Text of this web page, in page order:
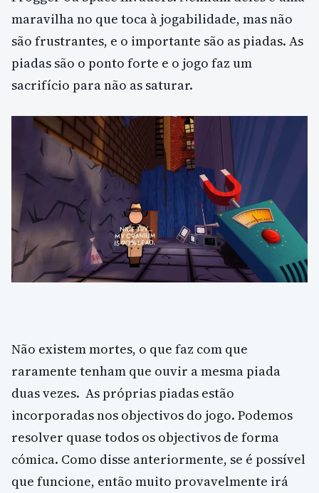
maravilha no que toca à jogabilidade, mas não
são frustrantes, e o importante são as piadas. As
piadas são o ponto forte e o jogo faz um
sacrifício para não as saturar.
Não existem mortes, o que faz com que
raramente tenham que ouvir a mesma piada
duas vezes. As próprias piadas estão
incorporadas nos objectivos do jogo. Podemos
resolver quase todos os objectivos de forma
cómica. Como disse anteriormente, se é possível
que funcione, então muito provavelmente irá